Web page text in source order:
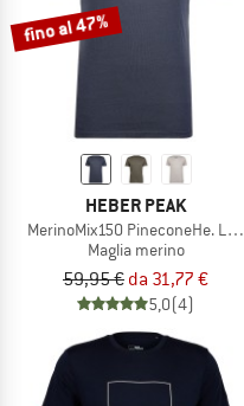
fino al 47%
HEBER PEAK
MerinoMix150 PineconeHe.
Maglia merino
59,95 € da 31,77 €
5,0(4)